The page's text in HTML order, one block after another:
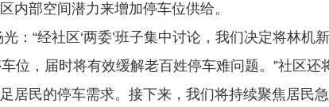
内部空间潜力来增加停车位供给。
： “经社区‘两委’班子集中讨论，我们决定将林机
位，届时将有效缓解老百姓停车难问题。”社区还
居民的停车需求。接下来，我们将持续聚焦居民